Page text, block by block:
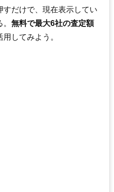
すだけで、現在表示してい
無料で最大6社の査定額
してみよう。